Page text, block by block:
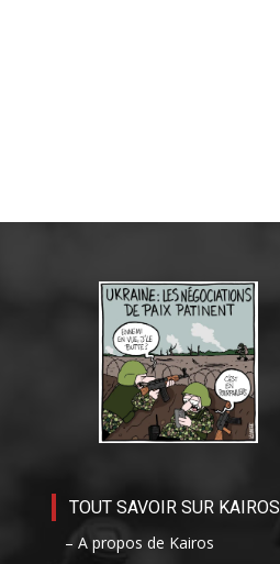
TOUT SAVOIR SUR KAIROS
– A propos de Kairos